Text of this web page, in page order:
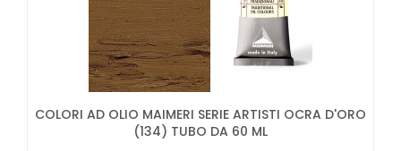
COLORI AD OLIO MAIMERI SERIE ARTISTI OCRA D'ORO
(134) TUBO DA 60 ML